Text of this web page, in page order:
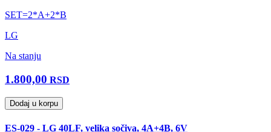
SET=2*A+2*B
LG
Na stanju
1.800,00 RSD
Dodaj u korpu
ES-029 - LG 40LF, velika sočiva, 4A+4B, 6V